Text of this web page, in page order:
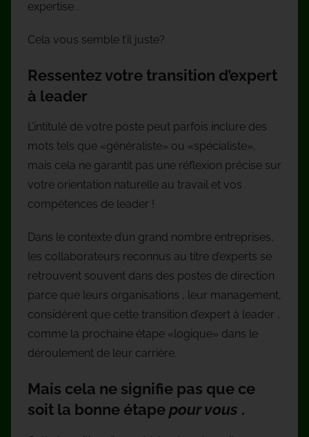
expertise .
Cela vous semble t’il juste?
Ressentez votre transition d’expert
à leader
L’intitulé de votre poste peut parfois inclure des
mots tels que «généraliste» ou «spécialiste»,
mais cela ne garantit pas une réflexion précise sur
votre orientation naturelle au travail et vos
compétences de leader !
Dans le contexte d’un grand nombre entreprises,
les collaborateurs reconnus au titre d’experts se
retrouvent souvent dans des postes de direction
parce que leurs organisations , leur management,
considèrent que cette transition d’expert à leader ,
comme la prochaine étape «logique» dans le
déroulement de leur carrière.
Mais cela ne signifie pas que ce
soit la bonne étapepour vous .